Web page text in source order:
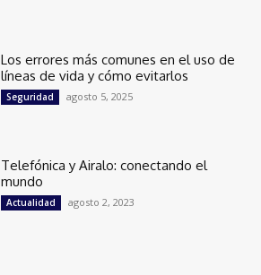
Los errores más comunes en el uso de
líneas de vida y cómo evitarlos
Seguridad agosto 5, 2025
Telefónica y Airalo: conectando el
mundo
Actualidad agosto 2, 2023